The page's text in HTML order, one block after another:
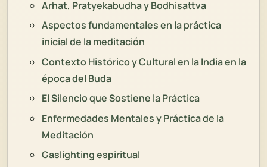
Arhat, Pratyekabudha y Bodhisattva
Aspectos fundamentales en la práctica
inicial de la meditación
Contexto Histórico y Cultural en la India en la
época del Buda
El Silencio que Sostiene la Práctica
Enfermedades Mentales y Práctica de la
Meditación
Gaslighting espiritual